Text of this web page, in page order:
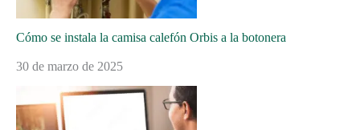
Cómo se instala la camisa calefón Orbis a la botonera
30 de marzo de 2025